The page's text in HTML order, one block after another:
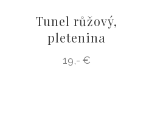
Tunel růžový,
pletenina
19,- €